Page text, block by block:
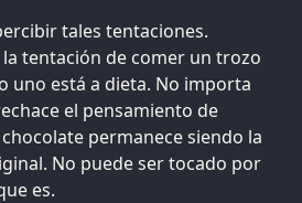
tales tentaciones.
tentación de comer un trozo
uno está a dieta. No importa
el pensamiento de
permanece siendo la
No puede ser tocado por
es.